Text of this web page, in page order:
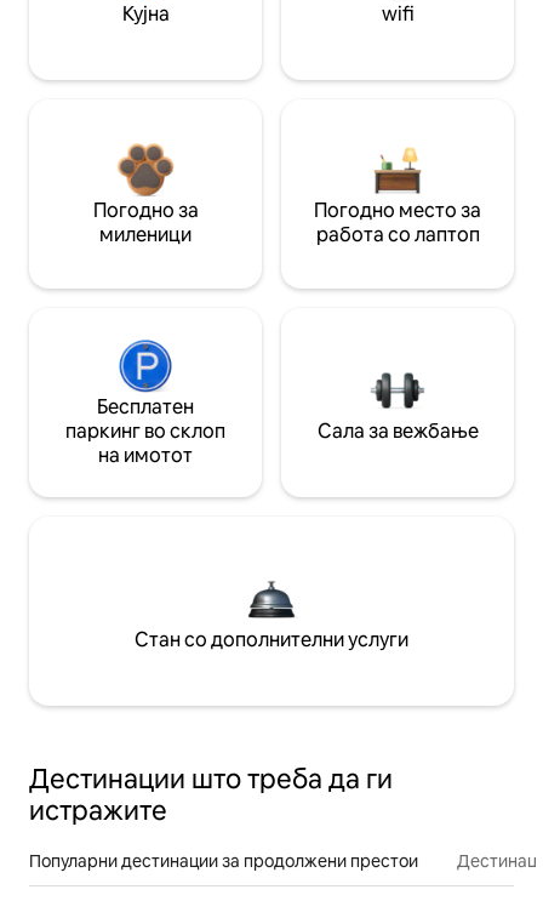
Кујна wifi
Погодно за
миленици
Погодно место за
работа со лаптоп
Бесплатен
паркинг во склоп
на имотот
Сала за вежбање
Стан со дополнителни услуги
Дестинации што треба да ги
истражите
Популарни дестинации за продолжени престои